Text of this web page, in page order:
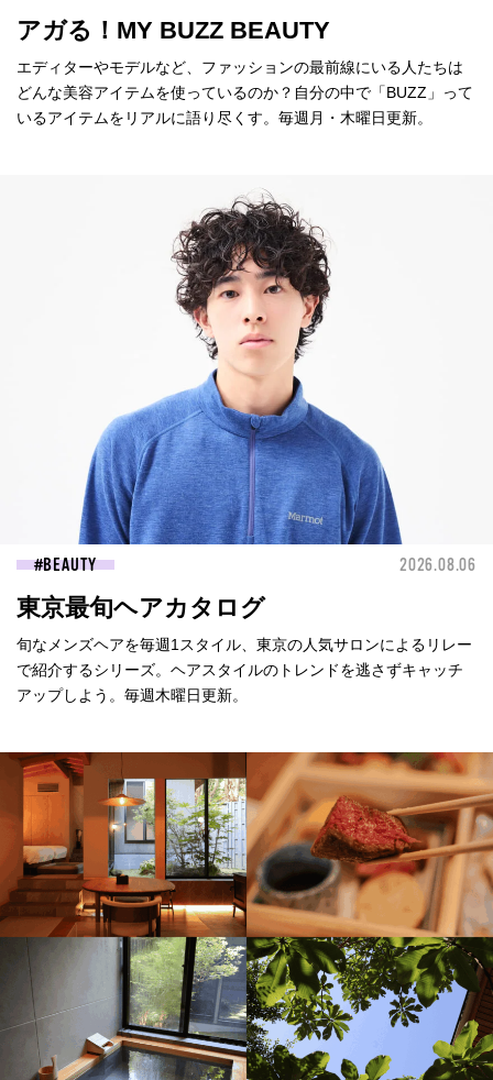
アガる！MY BUZZ BEAUTY
エディターやモデルなど、ファッションの最前線にいる人たちは
どんな美容アイテムを使っているのか？自分の中で「BUZZ」って
いるアイテムをリアルに語り尽くす。毎週月・木曜日更新。
BEAUTY 2026.08.06
東京最旬ヘアカタログ
旬なメンズヘアを毎週1スタイル、東京の人気サロンによるリレー
で紹介するシリーズ。ヘアスタイルのトレンドを逃さずキャッチ
アップしよう。毎週木曜日更新。